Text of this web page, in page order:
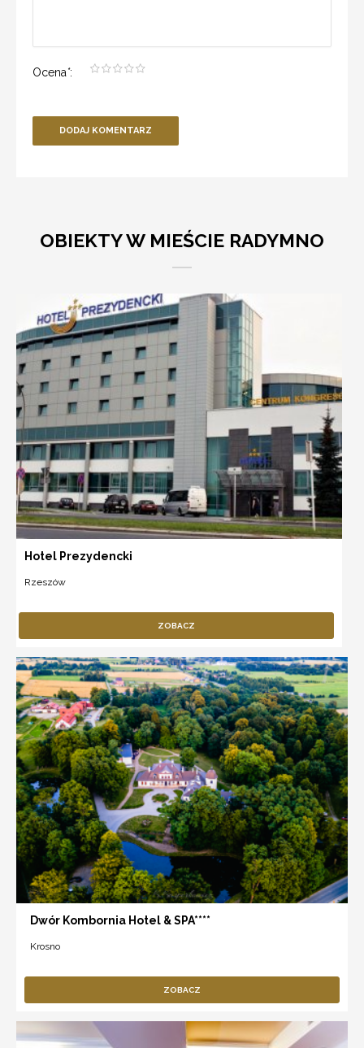
Ocena*:
DODAJ KOMENTARZ
OBIEKTY W MIEŚCIE RADYMNO
Hotel Prezydencki
Rzeszów
ZOBACZ
Dwór Kombornia Hotel & SPA****
Krosno
ZOBACZ